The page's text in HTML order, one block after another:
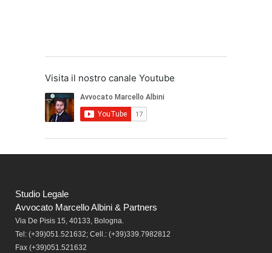
Visita il nostro canale Youtube
Studio Legale
Avvocato Marcello Albini & Partners
Via De Pisis 15, 40133, Bologna.
Tel: (+39)051.521632; Cell.: (+39)339.7982812
Fax (+39)051.521632